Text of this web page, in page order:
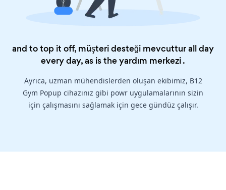
and to top it off, müşteri desteği mevcuttur all day
every day, as is theyardım merkezi.
Ayrıca, uzman mühendislerden oluşan ekibimiz, B12
Gym Popup cihazınız gibi powr uygulamalarının sizin
için çalışmasını sağlamak için gece gündüz çalışır.